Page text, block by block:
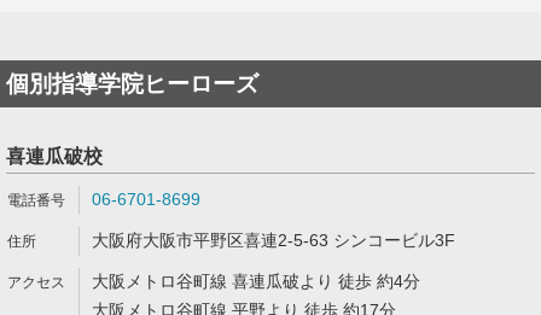
個別指導学院ヒーローズ
喜連瓜破校
06-6701-8699
大阪府大阪市平野区喜連2-5-63 シンコービル3F
大阪メトロ谷町線 喜連瓜破より 徒歩 約4分
大阪メトロ谷町線 平野より 徒歩 約17分